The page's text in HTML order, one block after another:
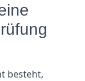
besteht,